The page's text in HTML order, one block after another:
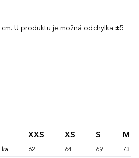
U produktu je možná odchylka ±5
XXS XS S M
62 64 69 73